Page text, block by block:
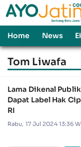
Home News
Tom Liwafa
Lama Dikenal
Dapat Label Hak
RI
Rabu, 17 Jul 2024 13:36